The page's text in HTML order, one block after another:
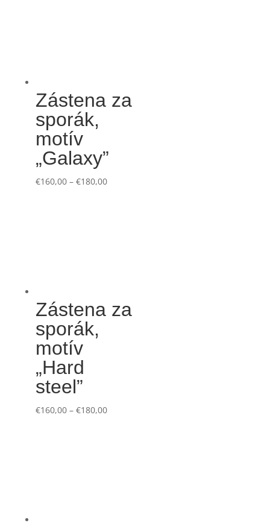
Zástena za
sporák,
motív
„Galaxy”
€160,00– €180,00
Zástena za
sporák,
motív
„Hard
steel”
€160,00– €180,00